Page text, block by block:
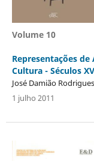
Volume 10
Representações
Cultura - Séculos
José Damião
1 julho 2011